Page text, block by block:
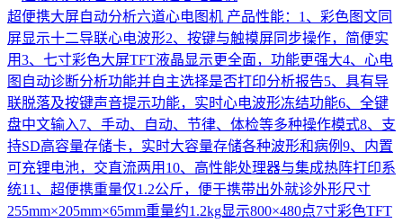
超便携大屏自动分析六道心电图机 产品性能：1、彩色图文同
屏显示十二导联心电波形2、按键与触摸屏同步操作，简便实
用3、七寸彩色大屏TFT液晶显示更全面，功能更强大4、心电
图自动诊断分析功能并自主选择是否打印分析报告5、具有导
联脱落及按键声音提示功能，实时心电波形冻结功能6、全键
盘中文输入7、手动、自动、节律、体检等多种操作模式8、支
持SD高容量存储卡，实时大容量存储各种波形和病例9、内置
可充锂电池，交直流两用10、高性能处理器与集成热阵打印系
统11、超便携重量仅1.2公斤，便于携带出外就诊外形尺寸
255mm×205mm×65mm重量约1.2kg显示800×480点7寸彩色TFT